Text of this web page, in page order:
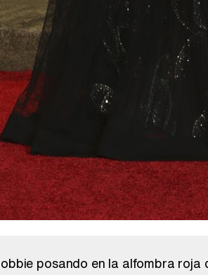
posando en la alfombra roja